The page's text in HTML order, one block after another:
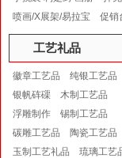
喷画/X展架/易拉宝
促销
工艺礼品
徽章工艺品
纯银工艺品
银帆砗磲
木制工艺品
浮雕制作
锡制工艺品
碳雕工艺品
陶瓷工艺品
玉制工艺礼品
琉璃工艺